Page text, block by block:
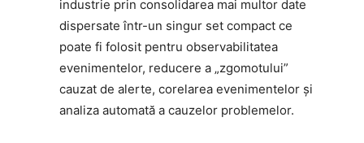
industrie prin consolidarea mai multor date
dispersate într-un singur set compact ce
poate fi folosit pentru observabilitatea
evenimentelor, reducere a „zgomotului”
cauzat de alerte, corelarea evenimentelor și
analiza automată a cauzelor problemelor.